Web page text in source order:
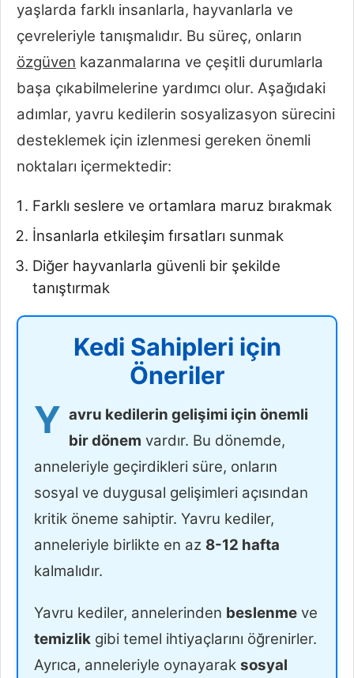
yaşlarda farklı insanlarla, hayvanlarla ve
çevreleriyle tanışmalıdır. Bu süreç, onların
özgüven kazanmalarına ve çeşitli durumlarla
başa çıkabilmelerine yardımcı olur. Aşağıdaki
adımlar, yavru kedilerin sosyalizasyon sürecini
desteklemek için izlenmesi gereken önemli
noktaları içermektedir:
Farklı seslere ve ortamlara maruz bırakmak
İnsanlarla etkileşim fırsatları sunmak
Diğer hayvanlarla güvenli bir şekilde
tanıştırmak
Kedi Sahipleri için
Öneriler
Y avru kedilerin gelişimi için önemli
bir dönem vardır. Bu dönemde,
anneleriyle geçirdikleri süre, onların
sosyal ve duygusal gelişimleri açısından
kritik öneme sahiptir. Yavru kediler,
anneleriyle birlikte en az 8-12 hafta
kalmalıdır.
Yavru kediler, annelerinden beslenme ve
temizlik gibi temel ihtiyaçlarını öğrenirler.
Ayrıca, anneleriyle oynayarak sosyal